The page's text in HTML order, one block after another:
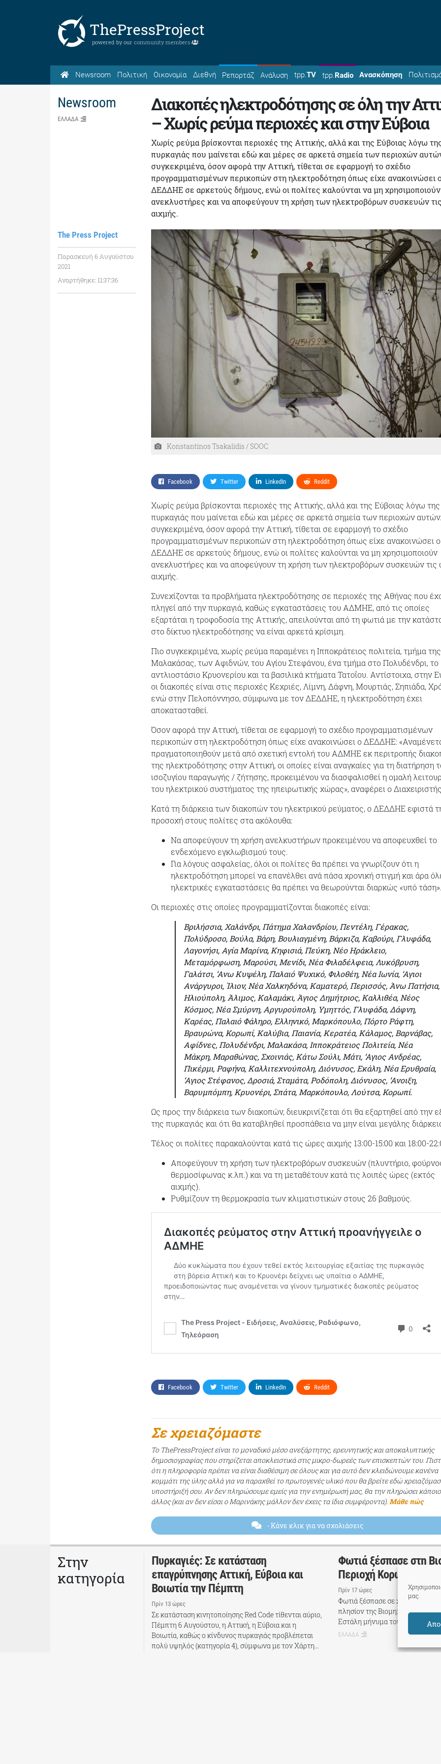
μας.
ThePressProject
powered by our community members
Newsroom Πολιτική Οικονομία Διεθνή Ρεπορτάζ Ανάλυση tpp.TV tpp.Radio Ανασκόπηση
Newsroom
ΕΛΛΑΔΑ
The Press Project
Παρασκευή 6 Αυγούστου
2021
Αναρτήθηκε: 11:37:36
Διακοπές ηλεκτροδότησης σε όλη την
– Χωρίς ρεύμα περιοχές και στην Εύβοια
Χωρίς ρεύμα βρίσκονται περιοχές της Αττικής, αλλά και της Εύβοιας λόγω
πυρκαγιάς που μαίνεται εδώ και μέρες σε αρκετά σημεία των περιοχών
συγκεκριμένα, όσον αφορά την Αττική, τίθεται σε εφαρμογή το σχέδιο
προγραμματισμένων περικοπών στη ηλεκτροδότηση όπως είχε ανακοινώσει
ΔΕΔΔΗΕ σε αρκετούς δήμους, ενώ οι πολίτες καλούνται να μη χρησιμοποιούν
ανεκλυστήρες και να αποφεύγουν τη χρήση των ηλεκτροβόρων συσκευών
αιχμής.
Konstantinos Tsakalidis / SOOC
Facebook Twitter LinkedIn Reddit
Χωρίς ρεύμα βρίσκονται περιοχές της Αττικής, αλλά και της Εύβοιας λόγω της
πυρκαγιάς που μαίνεται εδώ και μέρες σε αρκετά σημεία των περιοχών
συγκεκριμένα, όσον αφορά την Αττική, τίθεται σε εφαρμογή το σχέδιο
προγραμματισμένων περικοπών στη ηλεκτροδότηση όπως είχε ανακοινώσει ο
ΔΕΔΔΗΕ σε αρκετούς δήμους, ενώ οι πολίτες καλούνται να μη χρησιμοποιούν
ανεκλυστήρες και να αποφεύγουν τη χρήση των ηλεκτροβόρων συσκευών τις
αιχμής.
Συνεχίζονται τα προβλήματα ηλεκτροδότησης σε περιοχές της Αθήνας που
πληγεί από την πυρκαγιά, καθώς εγκαταστάσεις του ΑΔΜΗΕ, από τις οποίες
εξαρτάται η τροφοδοσία της Αττικής, απειλούνται από τη φωτιά με την
στο δίκτυο ηλεκτροδότησης να είναι αρκετά κρίσιμη.
Πιο συγκεκριμένα, χωρίς ρεύμα παραμένει η Ιπποκράτειος πολιτεία, τμήμα της
Μαλακάσας, των Αφιδνών, του Αγίου Στεφάνου, ένα τμήμα στο Πολυδένδρι, το
αντλιοστάσιο Κρυονερίου και τα βασιλικά κτήματα Τατοΐου. Αντίστοιχα, στην
οι διακοπές είναι στις περιοχές Κεχριές, Λίμνη, Δάφνη, Μουρτιάς, Σηπιάδα,
ενώ στην Πελοπόννησο, σύμφωνα με τον ΔΕΔΔΗΕ, η ηλεκτροδότηση έχει
αποκατασταθεί.
Όσον αφορά την Αττική, τίθεται σε εφαρμογή το σχέδιο προγραμματισμένων
περικοπών στη ηλεκτροδότηση όπως είχε ανακοινώσει ο ΔΕΔΔΗΕ:
πραγματοποιηθούν μετά από σχετική εντολή του ΑΔΜΗΕ εκ περιτροπής
της ηλεκτροδότησης στην Αττική, οι οποίες είναι αναγκαίες για τη διατήρηση
ισοζυγίου παραγωγής / ζήτησης, προκειμένου να διασφαλισθεί η ομαλή
του ηλεκτρικού συστήματος της ηπειρωτικής χώρας», αναφέρει ο
Κατά τη διάρκεια των διακοπών του ηλεκτρικού ρεύματος, ο ΔΕΔΔΗΕ εφιστά
προσοχή στους πολίτες στα ακόλουθα:
Να αποφεύγουν τη χρήση ανελκυστήρων προκειμένου να αποφευχθεί το
ενδεχόμενο εγκλωβισμού τους.
Για λόγους ασφαλείας, όλοι οι πολίτες θα πρέπει να γνωρίζουν ότι η
ηλεκτροδότηση μπορεί να επανέλθει ανά πάσα χρονική στιγμή και άρα
ηλεκτρικές εγκαταστάσεις θα πρέπει να θεωρούνται διαρκώς «υπό
Οι περιοχές στις οποίες προγραμματίζονται διακοπές είναι:
Βριλήσσια, Χαλάνδρι, Πάτημα Χαλανδρίου, Πεντέλη, Γέρακας,
Πολύδροσο, Βούλα, Βάρη, Βουλιαγμένη, Βάρκιζα, Καβούρι, Γλυφάδα,
Λαγονήσι, Αγία Μαρίνα, Κηφισιά, Πεύκη, Νέο Ηράκλειο,
Μεταμόρφωση, Μαρούσι, Μενίδι, Νέα Φιλαδέλφεια, Λυκόβρυση,
Γαλάτσι, ‘Ανω Κυψέλη, Παλαιό Ψυχικό, Φιλοθέη, Νέα Ιωνία, ‘Αγιοι
Ανάργυροι, Ίλιον, Νέα Χαλκηδόνα, Καματερό, Περισσός, Άνω Πατήσια,
Ηλιούπολη, Άλιμος, Καλαμάκι, Άγιος Δημήτριος, Καλλιθέα, Νέος
Κόσμος, Νέα Σμύρνη, Αργυρούπολη, Υμηττός, Γλυφάδα, Δάφνη,
Καρέας, Παλαιό Φάληρο, Ελληνικό, Μαρκόπουλο, Πόρτο Ράφτη,
Βραυρώνα, Κορωπί, Καλύβια, Παιανία, Κερατέα, Κάλαμος, Βαρνάβας,
Αφίδνες, Πολυδένδρι, Μαλακάσα, Ιπποκράτειος Πολιτεία, Νέα
Μάκρη, Μαραθώνας, Σχοινιάς, Κάτω Σούλι, Μάτι, ‘Αγιος Ανδρέας,
Πικέρμι, Ραφήνα, Καλλιτεχνούπολη, Διόνυσος, Εκάλη, Νέα Ερυθραία,
‘Αγιος Στέφανος, Δροσιά, Σταμάτα, Ροδόπολη, Διόνυσος, ‘Ανοιξη,
Βαρυμπόμπη, Κρυονέρι, Σπάτα, Μαρκόπουλο, Λούτσα, Κορωπί.
Ως προς την διάρκεια των διακοπών, διευκρινίζεται ότι θα εξαρτηθεί από την
της πυρκαγιάς και ότι θα καταβληθεί προσπάθεια να μην είναι μεγάλης
Τέλος οι πολίτες παρακαλούνται κατά τις ώρες αιχμής 13:00-15:00 και 18:00-
Αποφεύγουν τη χρήση των ηλεκτροβόρων συσκευών (πλυντήριο,
θερμοσίφωνας κ.λπ.) και να τη μεταθέτουν κατά τις λοιπές ώρες (εκτός
αιχμής).
Ρυθμίζουν τη θερμοκρασία των κλιματιστικών στους 26 βαθμούς.
Facebook Twitter LinkedIn Reddit
Σε χρειαζόμαστε
Το ThePressProject είναι το μοναδικό μέσο ανεξάρτητης, ερευνητικής και αποκαλυπτικής
δημοσιογραφίας που στηρίζεται αποκλειστικά στις μικρο-δωρεές των επισκεπτών του.
ότι η πληροφορία πρέπει να είναι διαθέσιμη σε όλους και για αυτό δεν κλειδώνουμε κανένα
κομμάτι της ύλης αλλά για να παραχθεί το πρωτογενές υλικό που θα βρείτε εδώ
υποστήριξή σου. Αν δεν πληρώσουμε εμείς για την ενημέρωσή μας, θα την πληρώσει
άλλος (και αν δεν είσαι ο Μαρινάκης μάλλον δεν έχεις τα ίδια συμφέροντα). Μάθε πώς
- Κάνε κλικ για να σχολιάσεις
Στην
κατηγορία
Πυρκαγιές: Σε κατάσταση
επαγρύπνησης Αττική, Εύβοια και
Βοιωτία την Πέμπτη
Πρίν 13 ώρες
Σε κατάσταση κινητοποίησης Red Code τίθενται αύριο,
Πέμπτη 6 Αυγούστου, η Αττική, η Εύβοια και η
Βοιωτία, καθώς ο κίνδυνος πυρκαγιάς προβλέπεται
πολύ υψηλός (κατηγορία 4), σύμφωνα με τον Χάρτη…
Φωτιά ξέσπασε στη
Περιοχή Κορωπίου –
Πρίν 17 ώρες
Φωτιά ξέσπασε σε χαμηλή
πλησίον της Βιομηχανικής
Εστάλη μήνυμα του 112 για
ΕΛΛΑΔΑ